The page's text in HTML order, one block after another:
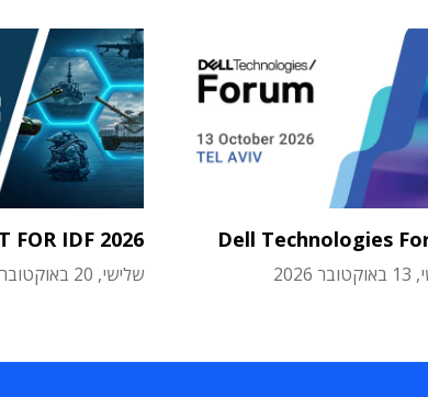
Dell Technologies
FOR IDF 2026
שלישי, 20 באוקטובר 2026